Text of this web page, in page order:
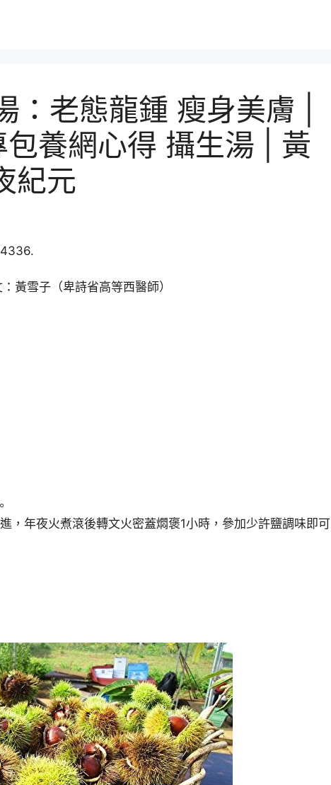
：老態龍鍾 瘦身美膚 |
養網心得 攝生湯 | 黃
紀元
黃雪子（卑詩省高等西醫師）
，年夜火煮滾後轉文火密蓋燜褒1小時，參加少許鹽調味即可